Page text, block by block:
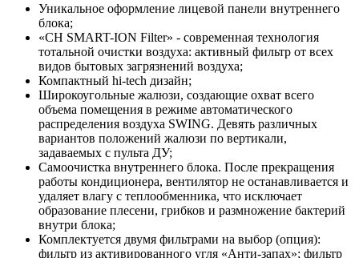
Уникальное оформление лицевой панели внутреннего
блока;
«CH SMART-ION Filter» - современная технология
тотальной очистки воздуха: активный фильтр от всех
видов бытовых загрязнений воздуха;
Компактный hi-tech дизайн;
Широкоугольные жалюзи, создающие охват всего
объема помещения в режиме автоматического
распределения воздуха SWING. Девять различных
вариантов положений жалюзи по вертикали,
задаваемых с пульта ДУ;
Самоочистка внутреннего блока. После прекращения
работы кондиционера, вентилятор не останавливается и
удаляет влагу с теплообменника, что исключает
образование плесени, грибков и размножение бактерий
внутри блока;
Комплектуется двумя фильтрами на выбор (опция):
фильтр из активированного угля «Анти-запах»; фильтр